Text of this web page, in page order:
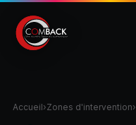
Accueil›Zones d'intervention›